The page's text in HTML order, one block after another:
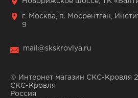
Новорижское шоссе, ТК
г. Москва, п. Мосрентген,
9
mail@skskrovlya.ru
© Интернет магазин СКС-Кровля
СКС-Кровля
Россия